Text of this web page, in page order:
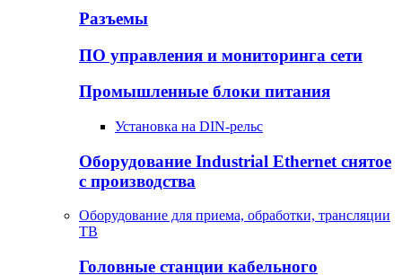
Разъемы
ПО управления и мониторинга сети
Промышленные блоки питания
Установка на DIN-рельс
Оборудование Industrial Ethernet снятое
с производства
Оборудование для приема, обработки, трансляции
ТВ
Головные станции кабельного